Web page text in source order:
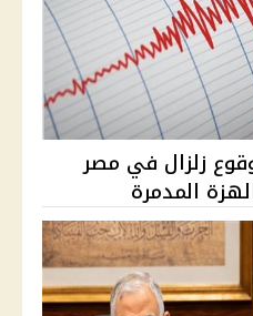
زلزال في مصر
المدمرة